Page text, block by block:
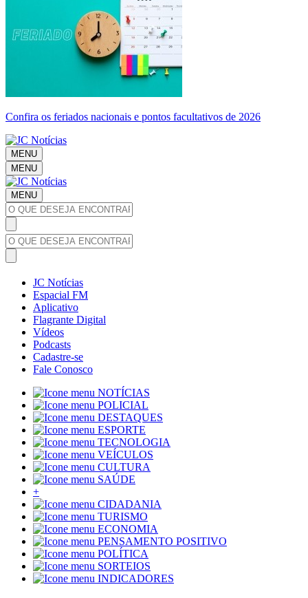
Confira os feriados nacionais e pontos facultativos de 2026
MENU
MENU
MENU
JC Notícias
Espacial FM
Aplicativo
Flagrante Digital
Vídeos
Podcasts
Cadastre-se
Fale Conosco
NOTÍCIAS
POLICIAL
DESTAQUES
ESPORTE
TECNOLOGIA
VEÍCULOS
CULTURA
SAÚDE
+
CIDADANIA
TURISMO
ECONOMIA
PENSAMENTO POSITIVO
POLÍTICA
SORTEIOS
INDICADORES